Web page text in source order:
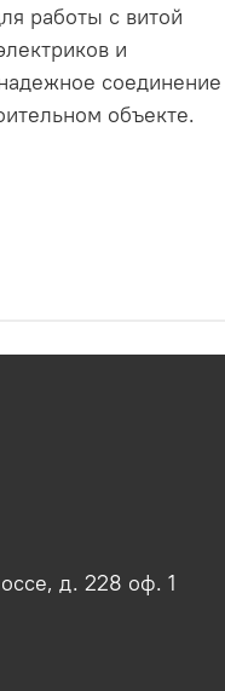
работы с витой
и
соединение
объекте.
д. 228 оф. 1